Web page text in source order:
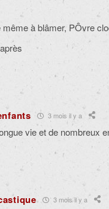
même à blâmer, PÔvre
3 mois il y a
vie et de nombreux
3 mois il y a